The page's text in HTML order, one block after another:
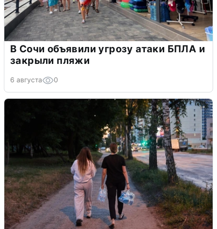
В Сочи объявили угрозу атаки БПЛА и
закрыли пляжи
6 августа 0